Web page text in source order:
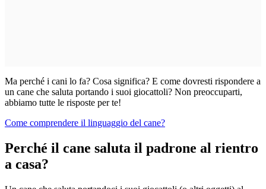
Ma perché i cani lo fa? Cosa significa? E come dovresti rispondere a
un cane che saluta portando i suoi giocattoli? Non preoccuparti,
abbiamo tutte le risposte per te!
Come comprendere il linguaggio del cane?
Perché il cane saluta il padrone al rientro
a casa?